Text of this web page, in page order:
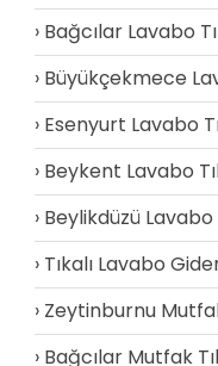
Bağcılar Lavabo
Büyükçekmece
Esenyurt Lavabo
Beykent Lavabo
Beylikdüzü Lavabo
Tıkalı Lavabo
Zeytinburnu
Bağcılar Mutfak